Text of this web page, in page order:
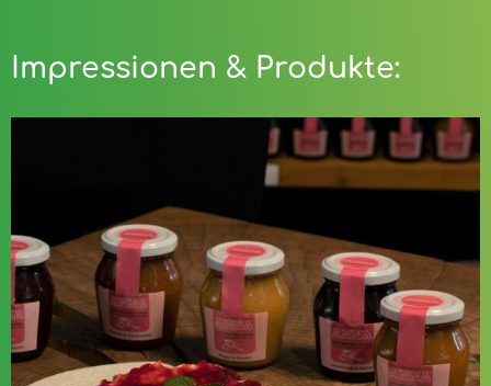
Impressionen & Produkte: